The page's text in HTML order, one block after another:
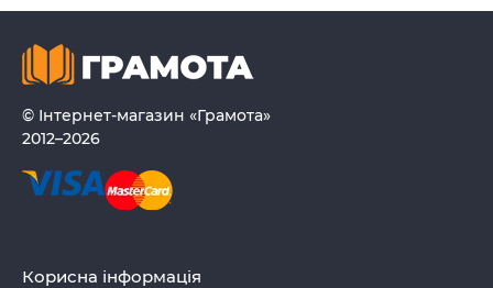
© Інтернет-магазин «Грамота»
2012–2026
Корисна інформація